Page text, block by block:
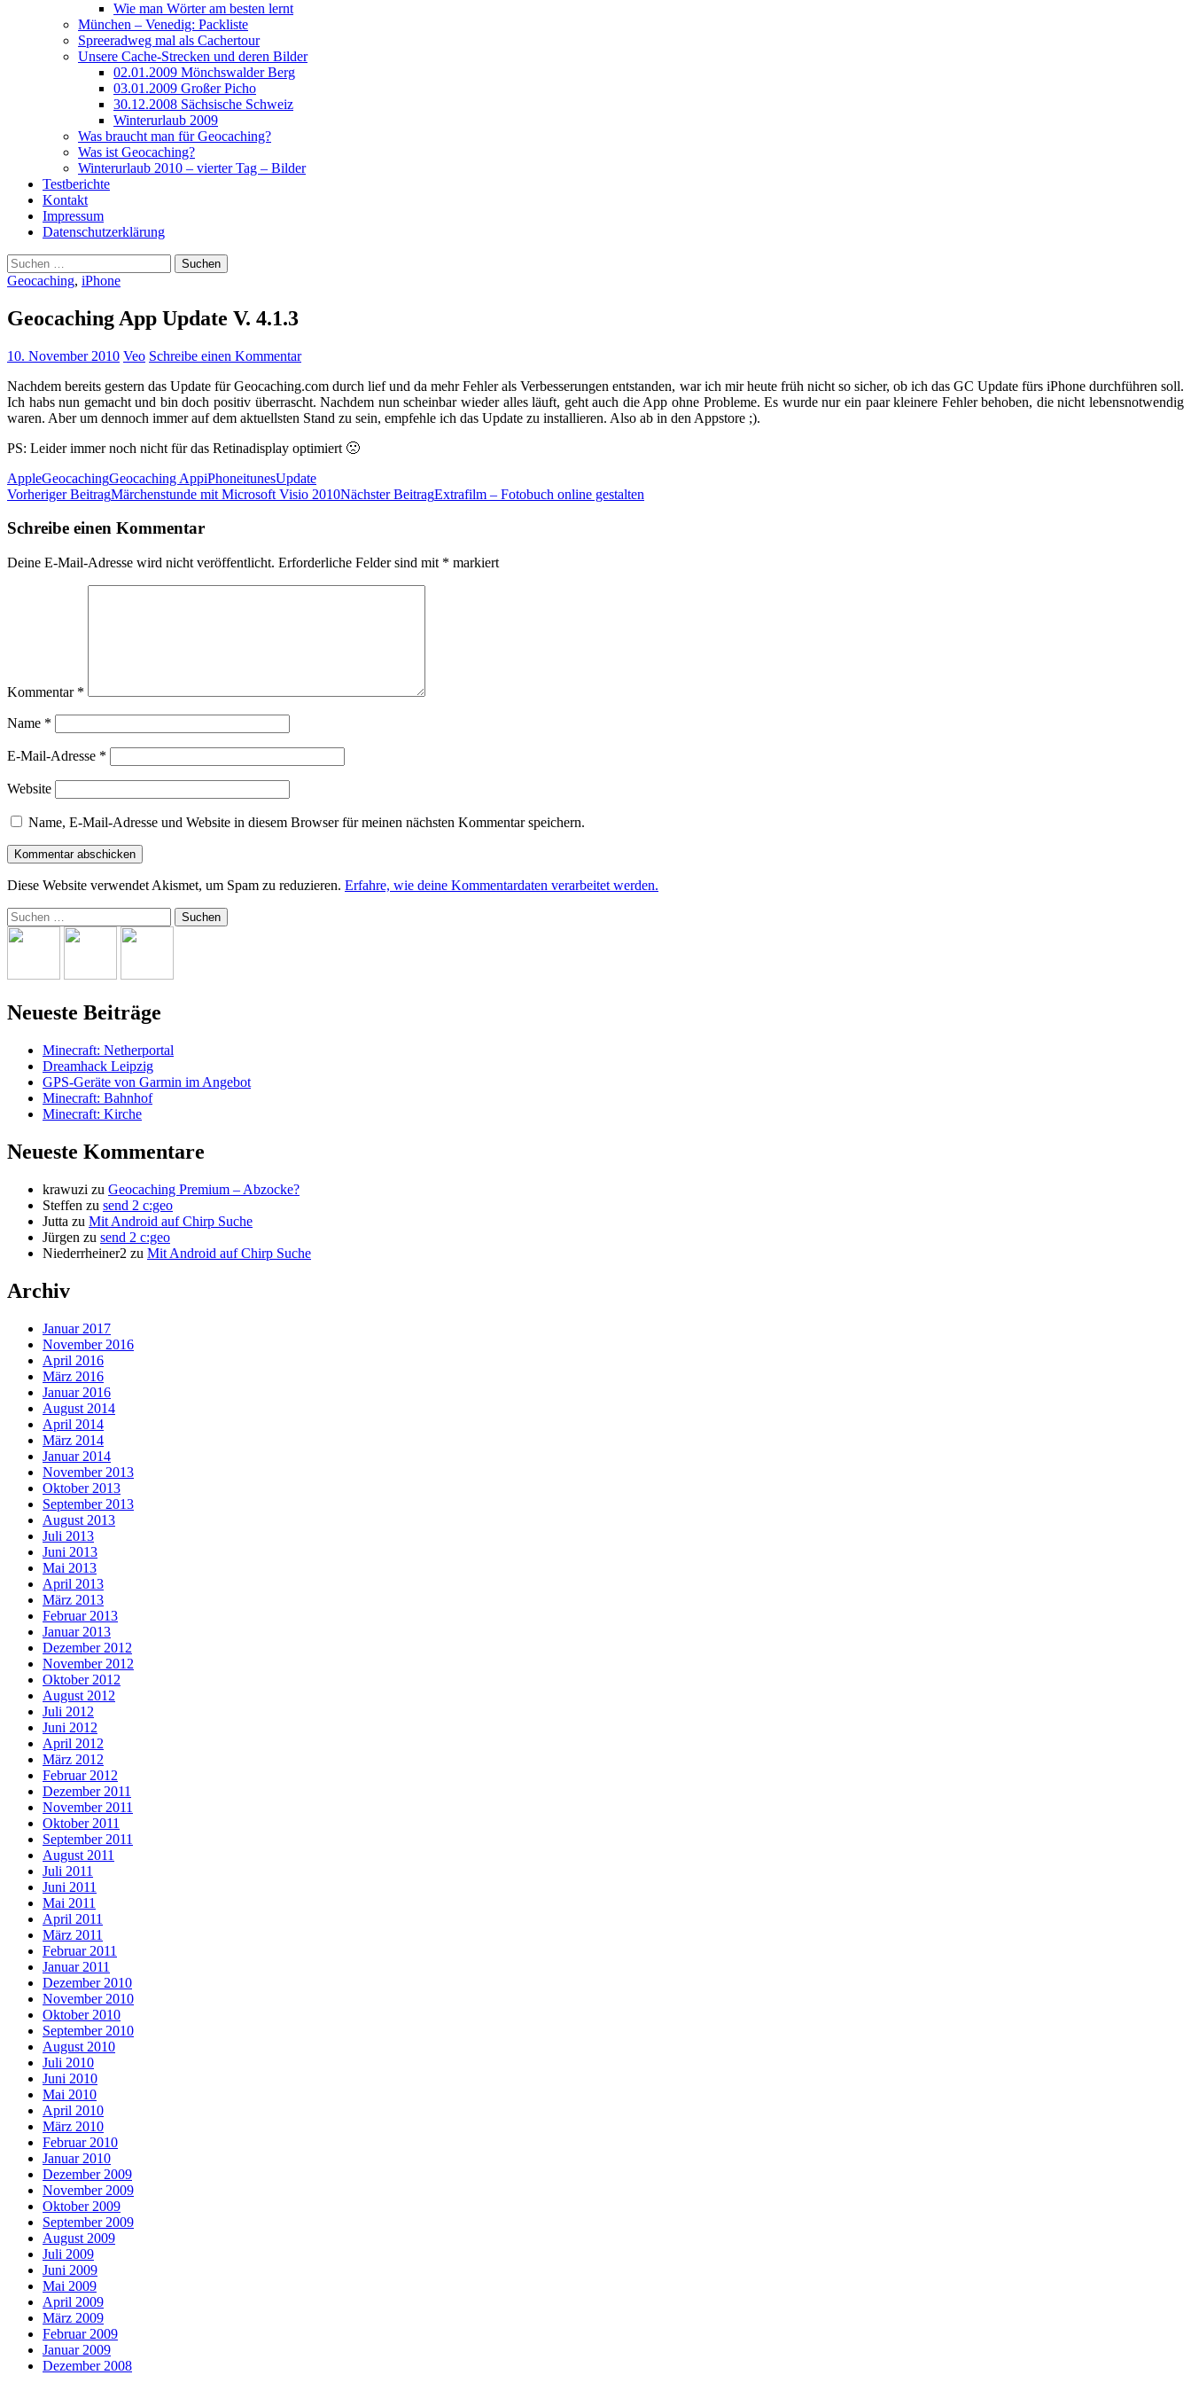
Wie man Wörter am besten lernt
München – Venedig: Packliste
Spreeradweg mal als Cachertour
Unsere Cache-Strecken und deren Bilder
02.01.2009 Mönchswalder Berg
03.01.2009 Großer Picho
30.12.2008 Sächsische Schweiz
Winterurlaub 2009
Was braucht man für Geocaching?
Was ist Geocaching?
Winterurlaub 2010 – vierter Tag – Bilder
Testberichte
Kontakt
Impressum
Datenschutzerklärung
Suchen
nach:
Geocaching, iPhone
Geocaching App Update V. 4.1.3
10. November 2010 Veo Schreibe einen Kommentar
Nachdem bereits gestern das Update für Geocaching.com durch lief und da mehr Fehler als Verbesserungen entstanden, war ich mir heute früh nicht so sicher, ob ich das GC Update fürs iPhone durchführen soll.
Ich habs nun gemacht und bin doch positiv überrascht. Nachdem nun scheinbar wieder alles läuft, geht auch die App ohne Probleme. Es wurde nur ein paar kleinere Fehler behoben, die nicht lebensnotwendig
waren. Aber um dennoch immer auf dem aktuellsten Stand zu sein, empfehle ich das Update zu installieren. Also ab in den Appstore ;).
PS: Leider immer noch nicht für das Retinadisplay optimiert 🙁
AppleGeocachingGeocaching AppiPhoneitunesUpdate
Beitrags-
Navigation
Vorheriger BeitragMärchenstunde mit Microsoft Visio 2010Nächster BeitragExtrafilm – Fotobuch online gestalten
Schreibe einen Kommentar
Deine E-Mail-Adresse wird nicht veröffentlicht. Erforderliche Felder sind mit * markiert
Kommentar *
Name *
E-Mail-Adresse *
Website
Name, E-Mail-Adresse und Website in diesem Browser für meinen nächsten Kommentar speichern.
Diese Website verwendet Akismet, um Spam zu reduzieren. Erfahre, wie deine Kommentardaten verarbeitet werden.
Suchen
nach:
Neueste Beiträge
Minecraft: Netherportal
Dreamhack Leipzig
GPS-Geräte von Garmin im Angebot
Minecraft: Bahnhof
Minecraft: Kirche
Neueste Kommentare
krawuzi zu Geocaching Premium – Abzocke?
Steffen zu send 2 c:geo
Jutta zu Mit Android auf Chirp Suche
Jürgen zu send 2 c:geo
Niederrheiner2 zu Mit Android auf Chirp Suche
Archiv
Januar 2017
November 2016
April 2016
März 2016
Januar 2016
August 2014
April 2014
März 2014
Januar 2014
November 2013
Oktober 2013
September 2013
August 2013
Juli 2013
Juni 2013
Mai 2013
April 2013
März 2013
Februar 2013
Januar 2013
Dezember 2012
November 2012
Oktober 2012
August 2012
Juli 2012
Juni 2012
April 2012
März 2012
Februar 2012
Dezember 2011
November 2011
Oktober 2011
September 2011
August 2011
Juli 2011
Juni 2011
Mai 2011
April 2011
März 2011
Februar 2011
Januar 2011
Dezember 2010
November 2010
Oktober 2010
September 2010
August 2010
Juli 2010
Juni 2010
Mai 2010
April 2010
März 2010
Februar 2010
Januar 2010
Dezember 2009
November 2009
Oktober 2009
September 2009
August 2009
Juli 2009
Juni 2009
Mai 2009
April 2009
März 2009
Februar 2009
Januar 2009
Dezember 2008